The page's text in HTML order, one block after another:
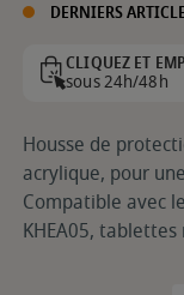
DERNIERS
CLIQUEZ ET
sous 24h/48h
Housse de
acrylique, pour
Compatible avec
KHEA05,